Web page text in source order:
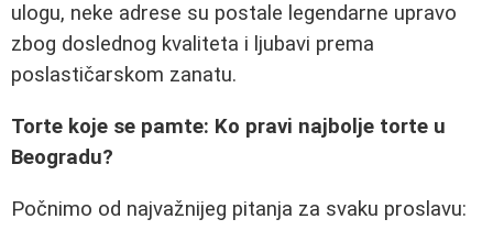
ulogu, neke adrese su postale legendarne upravo
zbog doslednog kvaliteta i ljubavi prema
poslastičarskom zanatu.
Torte koje se pamte: Ko pravi najbolje torte u
Beogradu?
Počnimo od najvažnijeg pitanja za svaku proslavu: